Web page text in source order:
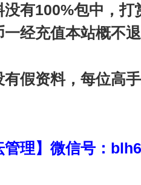
没有100%包中，
经充值本站概不
假资料，每位高
管理】微信号：